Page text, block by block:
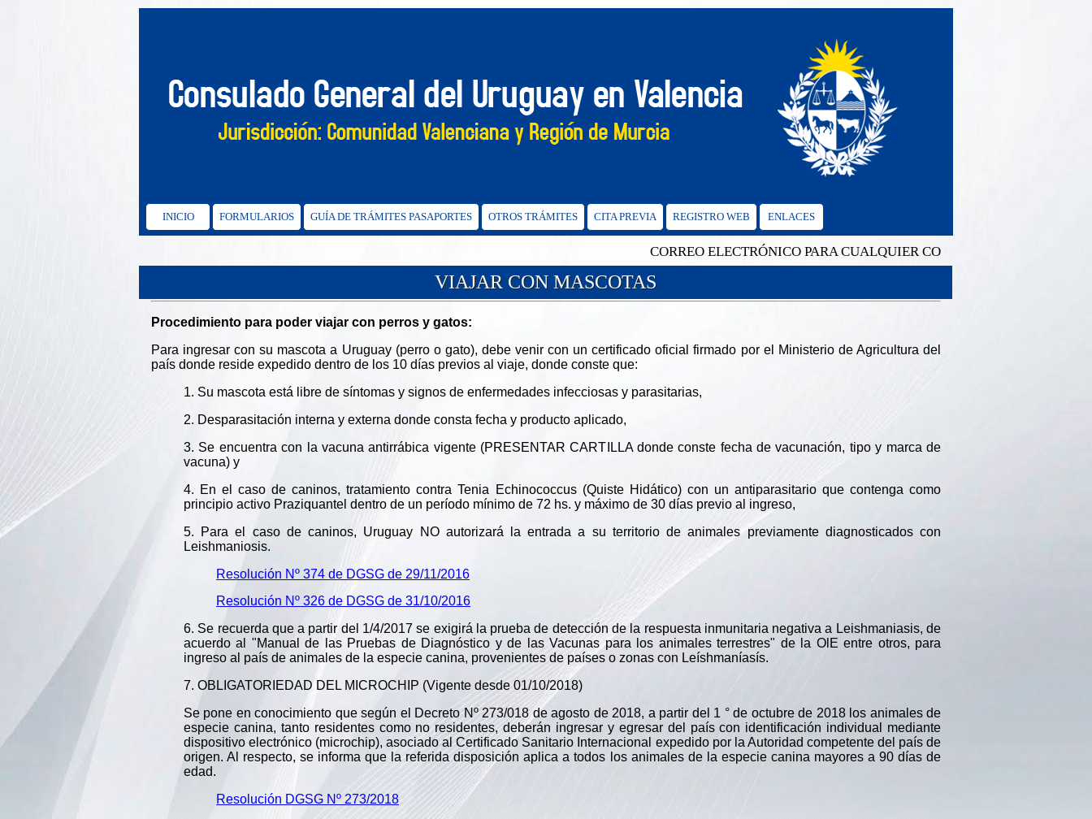
INICIO FORMULARIOS GUÍA DE TRÁMITES PASAPORTES OTROS TRÁMITES CITA PREVIA REGISTRO WEB ENLACES
CORREO ELECTRÓNICO PARA CUALQUIER CONSULTA:
VIAJAR CON MASCOTAS
Procedimiento para poder viajar con perros y gatos:
Para ingresar con su mascota a Uruguay (perro o gato), debe venir con un certificado oficial firmado por el Ministerio de Agricultura del
país donde reside expedido dentro de los 10 días previos al viaje, donde conste que:
1. Su mascota está libre de síntomas y signos de enfermedades infecciosas y parasitarias,
2. Desparasitación interna y externa donde consta fecha y producto aplicado,
3. Se encuentra con la vacuna antirrábica vigente (PRESENTAR CARTILLA donde conste fecha de vacunación, tipo y marca de
vacuna) y
4. En el caso de caninos, tratamiento contra Tenia Echinococcus (Quiste Hidático) con un antiparasitario que contenga como
principio activo Praziquantel dentro de un período mínimo de 72 hs. y máximo de 30 días previo al ingreso,
5. Para el caso de caninos, Uruguay NO autorizará la entrada a su territorio de animales previamente diagnosticados con
Leishmaniosis.
Resolución Nº 374 de DGSG de 29/11/2016
Resolución Nº 326 de DGSG de 31/10/2016
6. Se recuerda que a partir del 1/4/2017 se exigirá la prueba de detección de la respuesta inmunitaria negativa a Leishmaniasis, de
acuerdo al "Manual de las Pruebas de Diagnóstico y de las Vacunas para los animales terrestres" de la OlE entre otros, para
ingreso al país de animales de la especie canina, provenientes de países o zonas con Leíshmaníasís.
7. OBLIGATORIEDAD DEL MICROCHIP (Vigente desde 01/10/2018)
Se pone en conocimiento que según el Decreto Nº 273/018 de agosto de 2018, a partir del 1 ° de octubre de 2018 los animales de
especie canina, tanto residentes como no residentes, deberán ingresar y egresar del país con identificación individual mediante
dispositivo electrónico (microchip), asociado al Certificado Sanitario Internacional expedido por la Autoridad competente del país de
origen. Al respecto, se informa que la referida disposición aplica a todos los animales de la especie canina mayores a 90 días de
edad.
Resolución DGSG Nº 273/2018